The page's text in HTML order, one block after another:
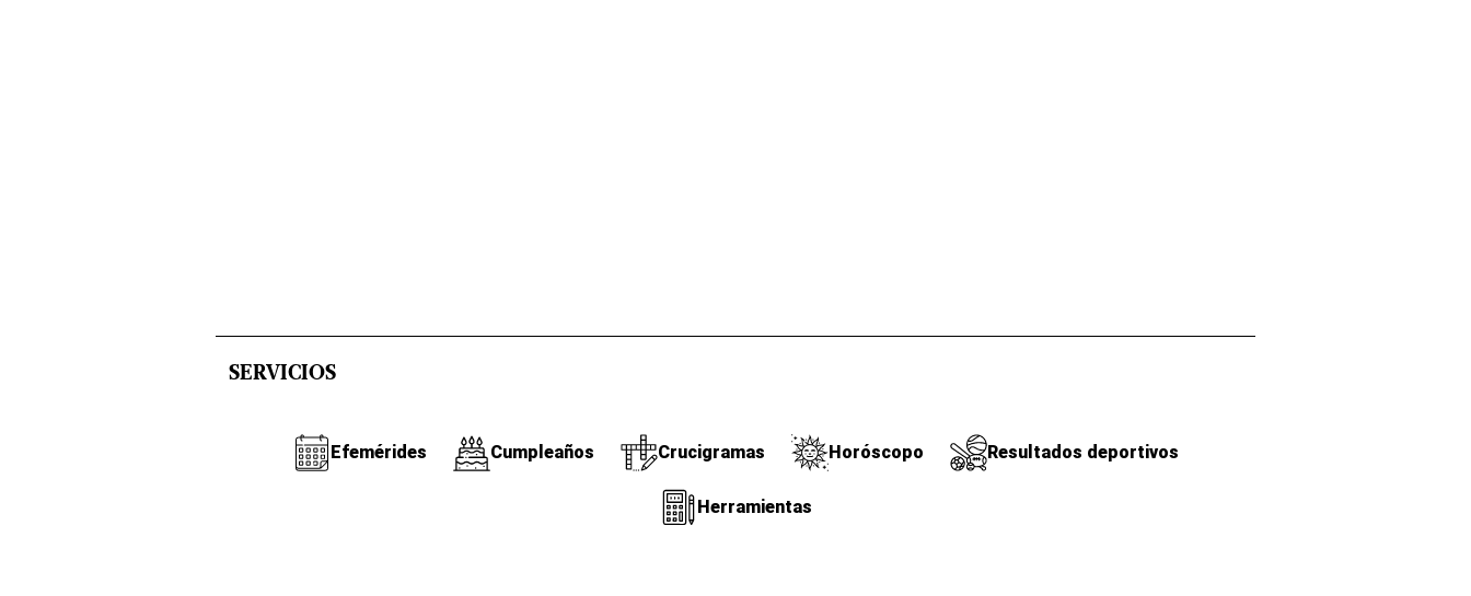
SERVICIOS
Efemérides Cumpleaños Crucigramas Horóscopo Resultados deportivos
Herramientas